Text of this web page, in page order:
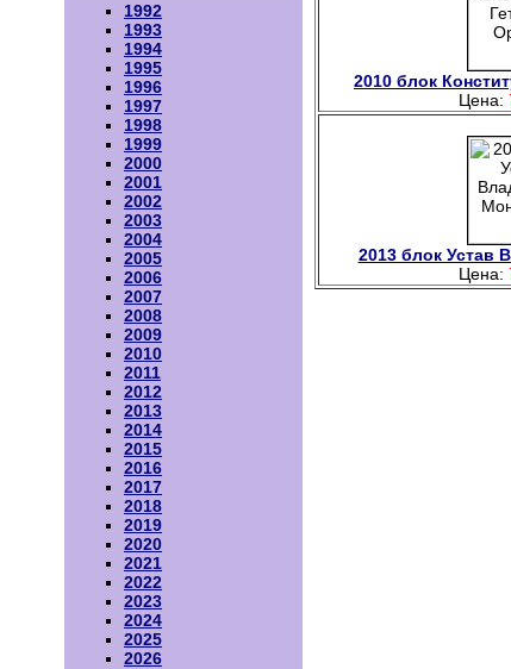
1992
1993
1994
1995
1996
1997
1998
1999
2000
2001
2002
2003
2004
2005
2006
2007
2008
2009
2010
2011
2012
2013
2014
2015
2016
2017
2018
2019
2020
2021
2022
2023
2024
2025
2026
2010 блок
Цена:
2013 блок Устав
Цена: